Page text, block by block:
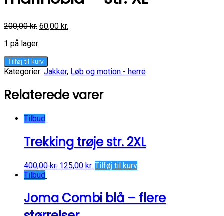
200,00kr. 60,00 kr.
1 på lager
Alaska
windbreaker
-
str.
antal
Tilføj til kurv
Kategorier: Jakker, Løb og motion - herre
Relaterede varer
Tilbud
Trekking trøje str. 2XL
400,00kr. 125,00 kr. Tilføj til kurv
Tilbud
Joma Combi blå – flere